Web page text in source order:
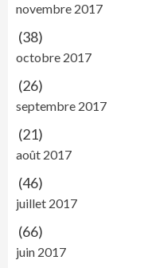
novembre 2017
(38)
octobre 2017
(26)
septembre 2017
(21)
août 2017
(46)
juillet 2017
(66)
juin 2017